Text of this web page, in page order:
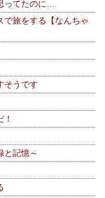
ってたのに…
で旅をする【なんちゃ
そうです
記憶～